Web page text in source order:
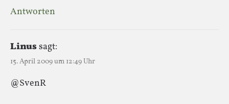
Antworten
Linussagt:
15. April 2009 um 12:49 Uhr
@SvenR